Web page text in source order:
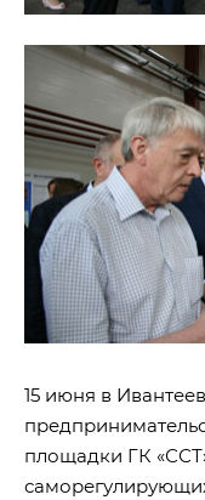
15 июня в
площадки ГК